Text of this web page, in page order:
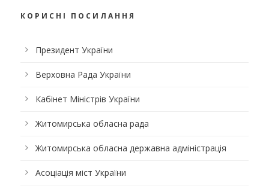
КОРИСНІ ПОСИЛАННЯ
Президент України
Верховна Рада України
Кабінет Міністрів України
Житомирська обласна рада
Житомирська обласна державна адміністрація
Асоціація міст України